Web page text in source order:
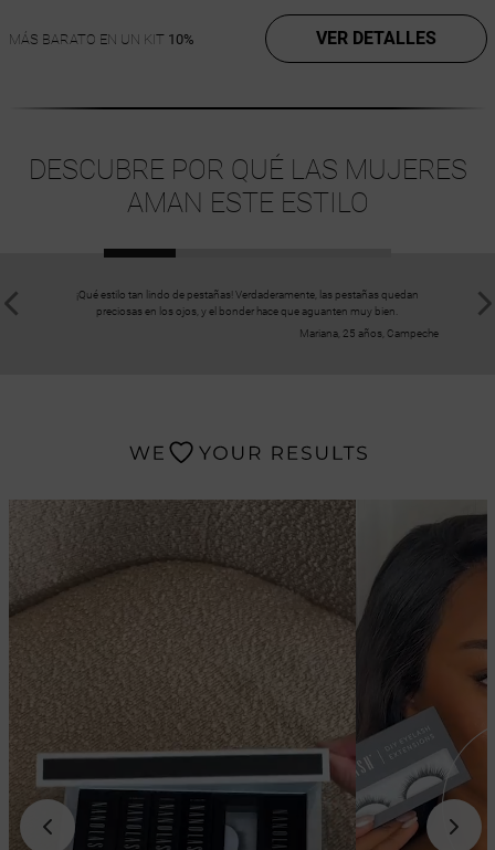
MÁS BARATO EN UN KIT 10% VER DETALLES
DESCUBRE POR QUÉ LAS MUJERES
AMAN ESTE ESTILO
¡Qué estilo tan lindo de pestañas! Verdaderamente, las pestañas quedan
preciosas en los ojos, y el bonder hace que aguanten muy bien.
Mariana, 25 años, Campeche
¡Yo